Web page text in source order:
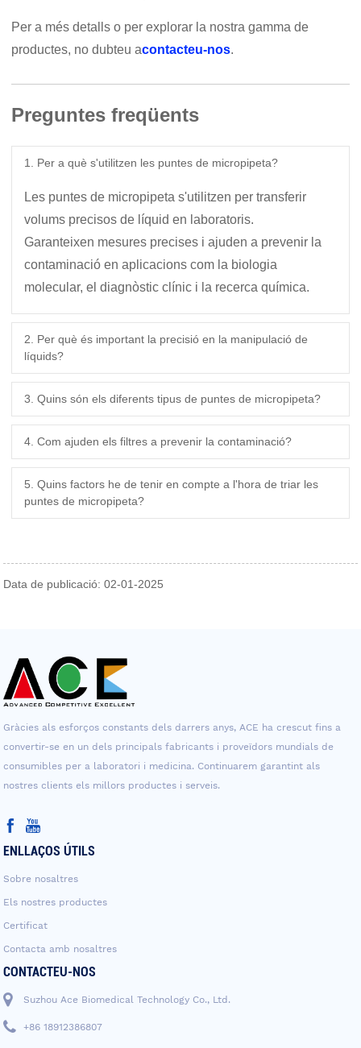
Per a més detalls o per explorar la nostra gamma de
productes, no dubteu acontacteu-nos.
Preguntes freqüents
1. Per a què s'utilitzen les puntes de micropipeta?
Les puntes de micropipeta s'utilitzen per transferir
volums precisos de líquid en laboratoris.
Garanteixen mesures precises i ajuden a prevenir la
contaminació en aplicacions com la biologia
molecular, el diagnòstic clínic i la recerca química.
2. Per què és important la precisió en la manipulació de
líquids?
3. Quins són els diferents tipus de puntes de micropipeta?
4. Com ajuden els filtres a prevenir la contaminació?
5. Quins factors he de tenir en compte a l'hora de triar les
puntes de micropipeta?
Data de publicació: 02-01-2025
Gràcies als esforços constants dels darrers anys, ACE ha crescut fins a
convertir-se en un dels principals fabricants i proveïdors mundials de
consumibles per a laboratori i medicina. Continuarem garantint als
nostres clients els millors productes i serveis.
ENLLAÇOS ÚTILS
Sobre nosaltres
Els nostres productes
Certificat
Contacta amb nosaltres
CONTACTEU-NOS
Suzhou Ace Biomedical Technology Co., Ltd.
+86 18912386807